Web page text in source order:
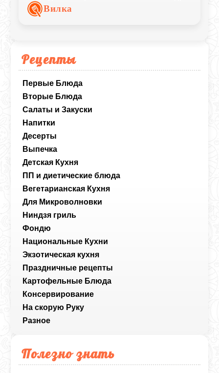
Рецепты
Первые Блюда
Вторые Блюда
Салаты и Закуски
Напитки
Десерты
Выпечка
Детская Кухня
ПП и диетические блюда
Вегетарианская Кухня
Для Микроволновки
Ниндзя гриль
Фондю
Национальные Кухни
Экзотическая кухня
Праздничные рецепты
Картофельные Блюда
Консервирование
На скорую Руку
Разное
Полезно знать
друга, а сверху образуется аппетитная
сырная корочка.
Вилка